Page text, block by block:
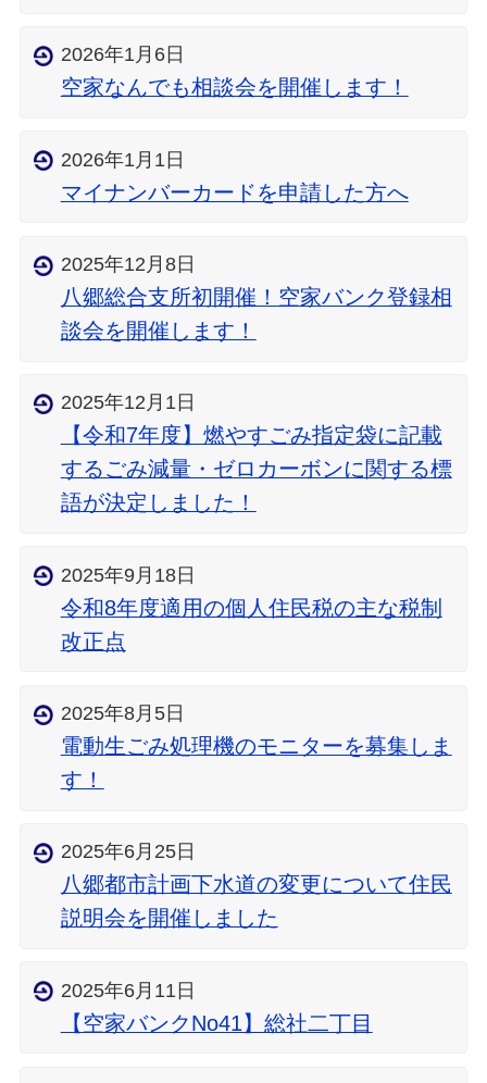
2026年1月6日
空家なんでも相談会を開催します！
2026年1月1日
マイナンバーカードを申請した方へ
2025年12月8日
八郷総合支所初開催！空家バンク登録相
談会を開催します！
2025年12月1日
【令和7年度】燃やすごみ指定袋に記載
するごみ減量・ゼロカーボンに関する標
語が決定しました！
2025年9月18日
令和8年度適用の個人住民税の主な税制
改正点
2025年8月5日
電動生ごみ処理機のモニターを募集しま
す！
2025年6月25日
八郷都市計画下水道の変更について住民
説明会を開催しました
2025年6月11日
【空家バンクNo41】総社二丁目